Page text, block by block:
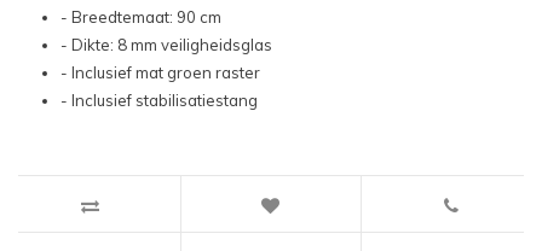
- Breedtemaat: 90 cm
- Dikte: 8 mm veiligheidsglas
- Inclusief mat groen raster
- Inclusief stabilisatiestang